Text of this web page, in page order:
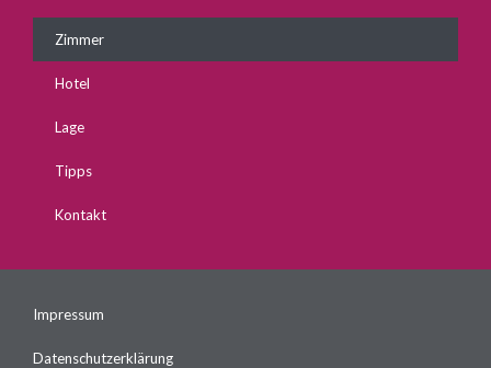
Zimmer
Hotel
Lage
Tipps
Kontakt
Impressum
Datenschutzerklärung